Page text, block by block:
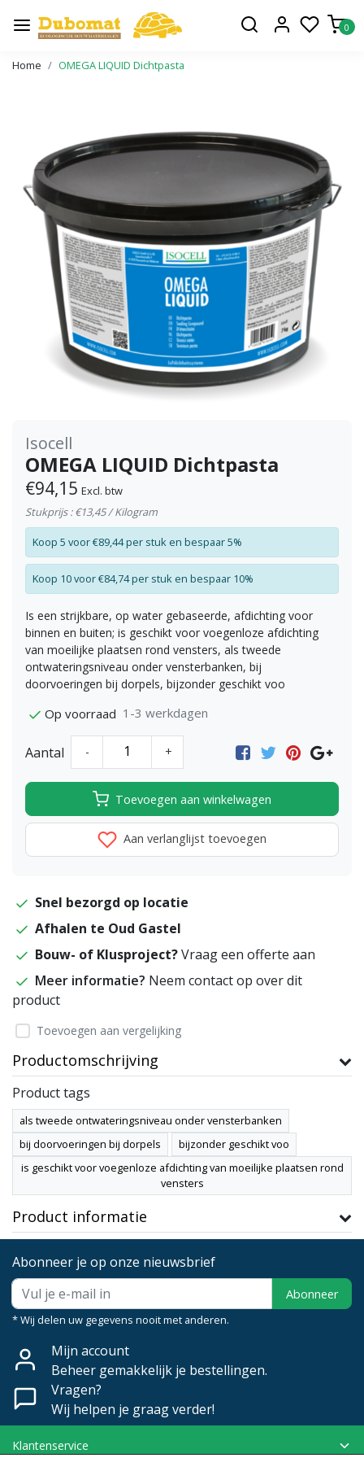
0
Home OMEGA LIQUID Dichtpasta
Isocell
OMEGA LIQUID Dichtpasta
€94,15 Excl. btw
Stukprijs : €13,45 / Kilogram
Koop 5 voor €89,44 per stuk en bespaar 5%
Koop 10 voor €84,74 per stuk en bespaar 10%
Is een strijkbare, op water gebaseerde, afdichting voor
binnen en buiten; is geschikt voor voegenloze afdichting
van moeilijke plaatsen rond vensters, als tweede
ontwateringsniveau onder vensterbanken, bij
doorvoeringen bij dorpels, bijzonder geschikt voo
Op voorraad 1-3 werkdagen
Aantal - +
Toevoegen aan winkelwagen
Aan verlanglijst toevoegen
Snel bezorgd op locatie
Afhalen te Oud Gastel
Bouw- of Klusproject?Vraag een offerte aan
Meer informatie? Neem contact op over dit
product
Toevoegen aan vergelijking
Productomschrijving
Product tags
als tweede ontwateringsniveau onder vensterbanken
bij doorvoeringen bij dorpels
bijzonder geschikt voo
is geschikt voor voegenloze afdichting van moeilijke plaatsen rond
vensters
Product informatie
Abonneer je op onze nieuwsbrief
Abonneer
* Wij delen uw gegevens nooit met anderen.
Mijn account
Beheer gemakkelijk je bestellingen.
Vragen?
Wij helpen je graag verder!
Klantenservice